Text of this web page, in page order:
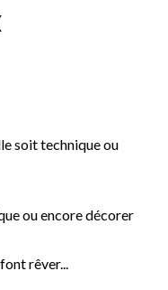
soit technique ou
ou encore décorer
rêver...